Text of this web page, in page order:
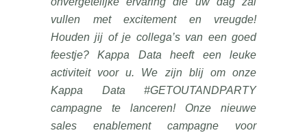
vullen met excitement en vreugde!
Houden jij of je collega’s van een goed
feestje? Kappa Data heeft een leuke
activiteit voor u. We zijn blij om onze
Kappa Data #GETOUTANDPARTY
campagne te lanceren! Onze nieuwe
sales enablement campagne voor